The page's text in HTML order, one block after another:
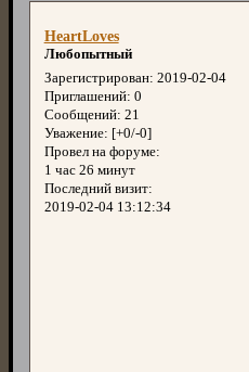
HeartLoves
Любопытный
Зарегистрирован: 2019-02-04
Приглашений: 0
Сообщений: 21
Уважение: [+0/-0]
Провел на форуме:
1 час 26 минут
Последний визит:
2019-02-04 13:12:34